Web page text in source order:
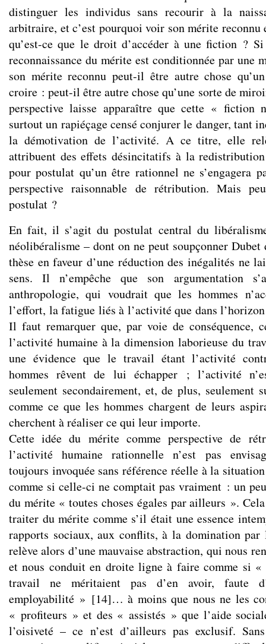
distinguer les individus sans recourir à la
arbitraire, et c’est pourquoi voir son mérite reconnu
qu’est-ce que le droit d’accéder à une fiction ?
reconnaissance du mérite est conditionnée par une
son mérite reconnu peut-il être autre chose
croire : peut-il être autre chose qu’une sorte de
perspective laisse apparaître que cette « fiction
surtout un rapiéçage censé conjurer le danger, tant
la démotivation de l’activité. A ce titre, elle
attribuent des effets désincitatifs à la redistribution
pour postulat qu’un être rationnel ne s’engagera
perspective raisonnable de rétribution. Mais
postulat ?
En fait, il s’agit du postulat central du
néolibéralisme – dont on ne peut soupçonner Dubet
thèse en faveur d’une réduction des inégalités ne
sens. Il n’empêche que son argumentation
anthropologie, qui voudrait que les hommes
l’effort, la fatigue liés à l’activité que dans
Il faut remarquer que, par voie de conséquence,
l’activité humaine à la dimension laborieuse du
une évidence que le travail étant l’activité
hommes rêvent de lui échapper ; l’activité
seulement secondairement, et, de plus, seulement
comme ce que les hommes chargent de leurs
cherchent à réaliser ce qui leur importe.
Cette idée du mérite comme perspective de
l’activité humaine rationnelle n’est pas
toujours invoquée sans référence réelle à la
comme si celle-ci ne comptait pas vraiment : un
du mérite « toutes choses égales par ailleurs ».
traiter du mérite comme s’il était une essence
rapports sociaux, aux conflits, à la domination par
relève alors d’une mauvaise abstraction, qui nous
et nous conduit en droite ligne à faire comme si «
travail ne méritaient pas d’en avoir, faute
employabilité » [14]… à moins que nous ne les
« profiteurs » et des « assistés » que l’aide
l’oisiveté – ce n’est d’ailleurs pas exclusif.